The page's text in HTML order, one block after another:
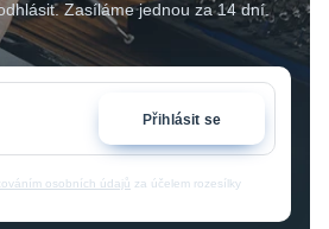
Zasíláme jednou za 14 dní.
Přihlásit se
osobních údajů za účelem rozesílky